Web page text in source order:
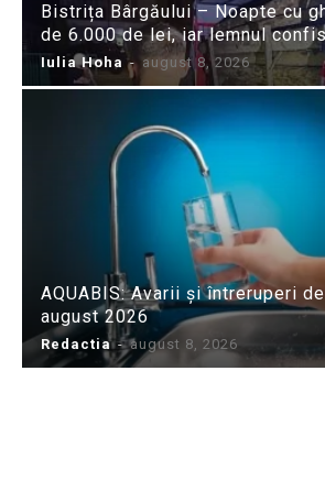
Bistrița Bârgăului – Noapte cu
de 6.000 de lei, iar lemnul
Iulia Hoha - august 8, 2026
AQUABIS: Avarii și întreruperi
august 2026
Redactia - august 8, 2026